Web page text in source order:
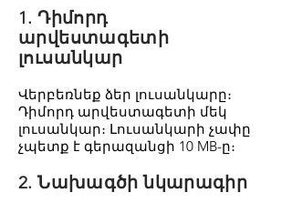
1. Դիմորդ
արվեստագետի
լուսանկար
Վերբեռնեք ձեր լուսանկարը։
Դիմորդ արվեստագետի մեկ
լուսանկար։ Լուսանկարի չափը
չպետք է գերազանցի 10 MB-ը։
2. Նախագծի նկարագիր